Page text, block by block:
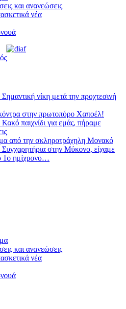
και ανανεώσεις
νέα
νίκη μετά την προχτεσινή
στην πρωτοπόρο Χαποέλ!
παιχνίδι για εμάς, πήραμε
από την σκληροτράχηλη Μονακό
στην Μύκονο, είχαμε
1ο ημίχρονο…
και ανανεώσεις
νέα